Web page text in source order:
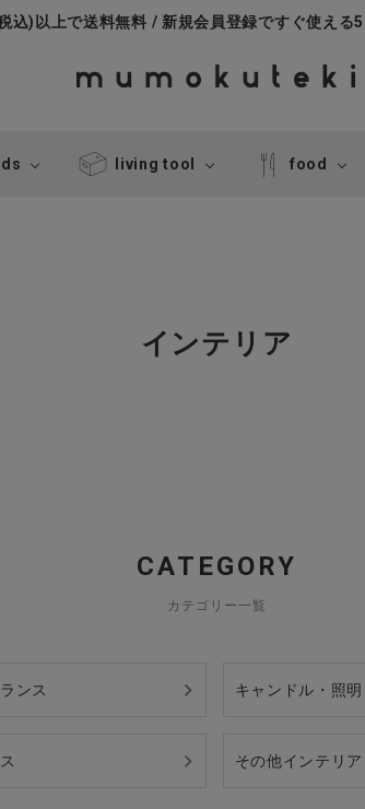
込)以上で送料無料 / 新規会員登録ですぐ使える
living tool food
インテリア
CATEGORY
カテゴリー一覧
ンス キャンドル・照明
その他インテリア